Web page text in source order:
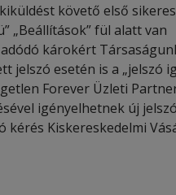
követő első sikeres
„Beállítások” fül alatt van
károkért
jelszó esetén is a „jelszó
Forever Üzleti
igényelhetnek új
Kiskereskedelmi